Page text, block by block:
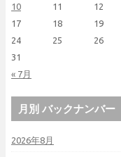
« 7月
10
11 12
17
18 19
24
25 26
31
月別 バックナンバー
2026年8月